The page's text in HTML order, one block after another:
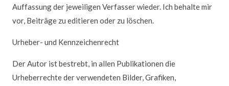
Auffassung der jeweiligen Verfasser wieder. Ich behalte mir
vor, Beiträge zu editieren oder zu löschen.
Urheber- und Kennzeichenrecht
Der Autor ist bestrebt, in allen Publikationen die
Urheberrechte der verwendeten Bilder, Grafiken,